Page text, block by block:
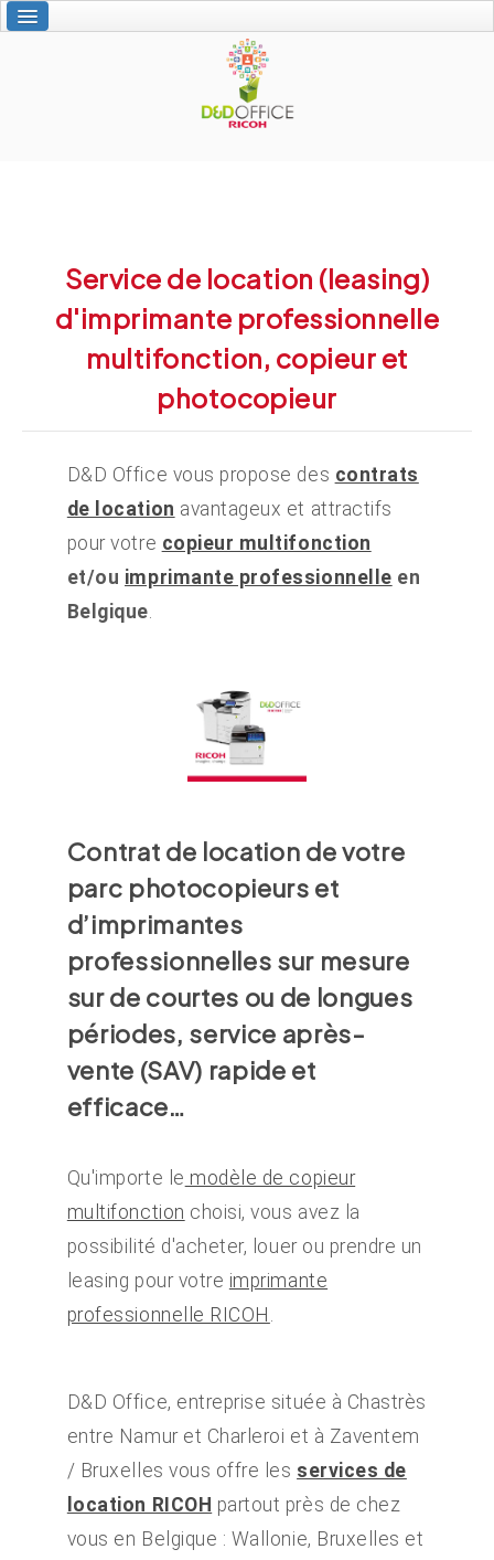
Vos solutions Ricoh
Contact
Service de location (leasing)
d'imprimante professionnelle
multifonction, copieur et
photocopieur
D&D Office vous propose des contrats
de location avantageux et attractifs
pour votre copieur multifonction
et/ou imprimante professionnelle en
Belgique
Contrat de location de votre
parc photocopieurs et
d’imprimantes
professionnelles sur mesure
sur de courtes ou de longues
périodes, service après-
vente (SAV) rapide et
efficace…
Qu'importe le modèle de copieur
multifonction choisi, vous avez la
possibilité d'acheter, louer ou prendre un
leasing pour votre imprimante
professionnelle RICOH .
D&D Office, entreprise située à Chastrès
entre Namur et Charleroi et à Zaventem
/ Bruxelles vous offre les services de
location RICOH partout près de chez
vous en Belgique : Wallonie, Bruxelles et